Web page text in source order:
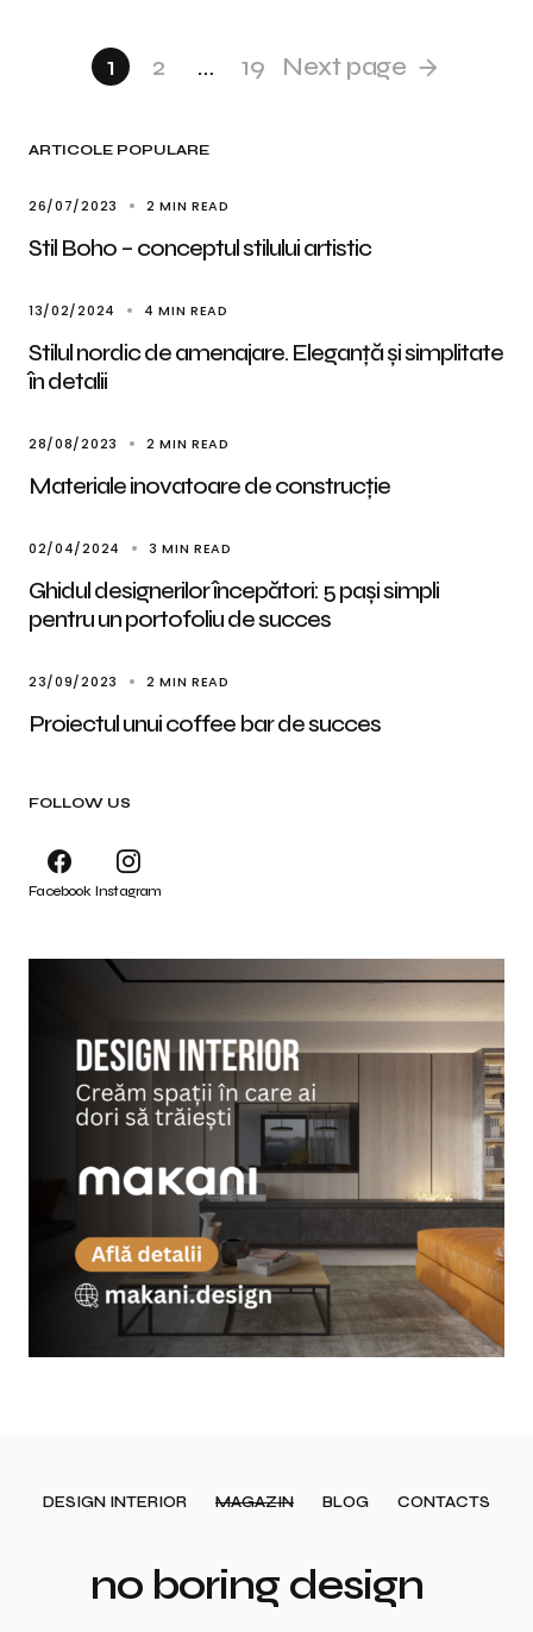
1 2 … 19 Next page
ARTICOLE POPULARE
26/07/2023 2 MIN READ
Stil Boho – conceptul stilului artistic
13/02/2024 4 MIN READ
Stilul nordic de amenajare. Eleganță și simplitate
în detalii
28/08/2023 2 MIN READ
Materiale inovatoare de construcție
02/04/2024 3 MIN READ
Ghidul designerilor începători: 5 pași simpli
pentru un portofoliu de succes
23/09/2023 2 MIN READ
Proiectul unui coffee bar de succes
FOLLOW US
Facebook Instagram
DESIGN INTERIOR MAGAZIN BLOG CONTACTS
no boring design